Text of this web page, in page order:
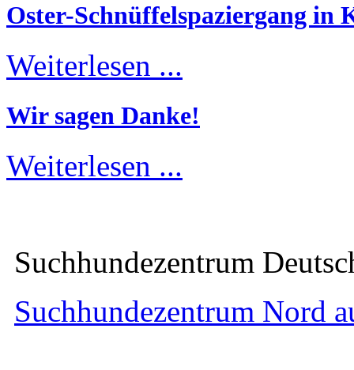
Oster-Schnüffelspaziergang in
Weiterlesen ...
Wir sagen Danke!
Weiterlesen ...
Suchhundezentrum
Suchhundezentrum Nord